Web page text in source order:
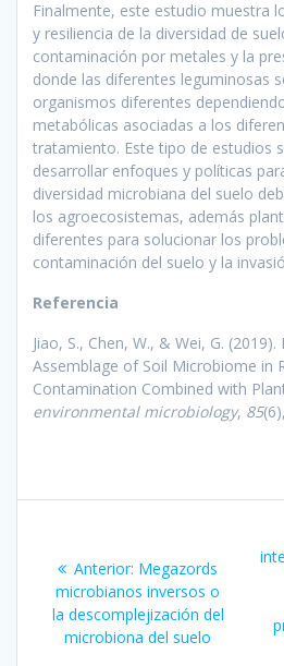
Finalmente, este estudio muestra
y resiliencia de la diversidad de
contaminación por metales y la
donde las diferentes leguminosas
organismos diferentes
metabólicas asociadas a los
tratamiento. Este tipo de estudios
desarrollar enfoques y políticas
diversidad microbiana del suelo
los agroecosistemas, además
diferentes para solucionar los
contaminación del suelo y la
Referencia
Jiao, S., Chen, W., & Wei, G. (2019).
Assemblage of Soil Microbiome in
Contamination Combined with
environmental microbiology, 85
de
entradas
Anterior: Entrada
anterior:
Megazords
microbianos inversos o
la descomplejización del
microbiona del suelo